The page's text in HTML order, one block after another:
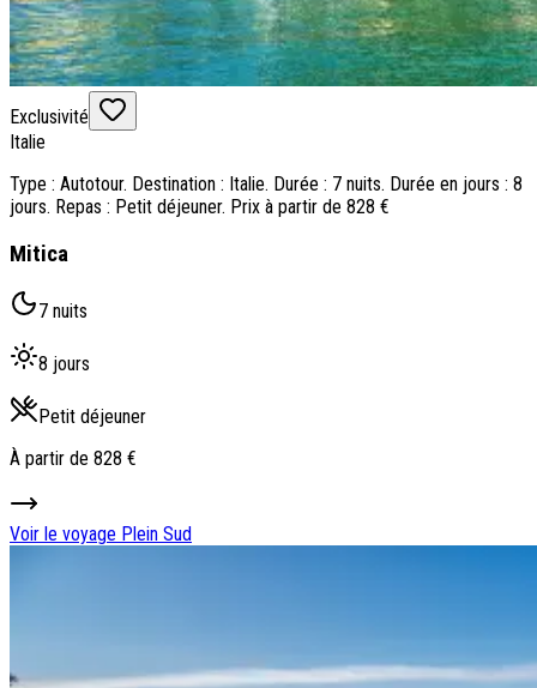
Exclusivité
Italie
Type : Autotour. Destination : Italie. Durée : 7 nuits. Durée en jours : 8
jours. Repas : Petit déjeuner. Prix à partir de 828 €
Mitica
7 nuits
8 jours
Petit déjeuner
À partir de 828 €
Voir le voyage Plein Sud